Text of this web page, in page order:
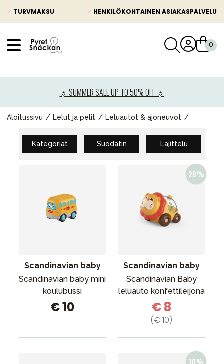
✓ TURVMAKSU ✓ HENKILÖKOHTAINEN ASIAKASPALVELU
☼ SUMMER SALE UP TO 50% OFF ☼
Aloitussivu Lelut ja pelit Leluautot & ajoneuvot
Kategoriat Suodatin Lajittelu
Scandinavian baby
Scandinavian baby mini
koulubussi
€ 10
Scandinavian baby
Scandinavian Baby
leluauto konfettileijona
€ 8
(€ 10)
Lastenvaunut
Lasten turvaistuimet
Vauvan paketti
Lapsi & vauva
Huonekalut & vuodevaatteet
Kampanjat
Lahjavinkkejä